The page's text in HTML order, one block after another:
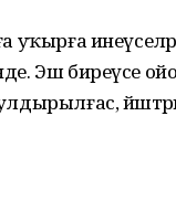
Эш биреүсе